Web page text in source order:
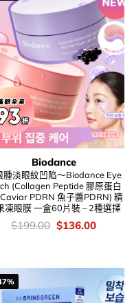
Biodance
腫淡眼紋凹陷～Biodance Eye
(Collagen Peptide 膠原蛋白
PDRN 魚子醬PDRN) 精
凍眼膜 一盒60片裝 – 2種選擇
價
$199.00 Original
$136.00Current